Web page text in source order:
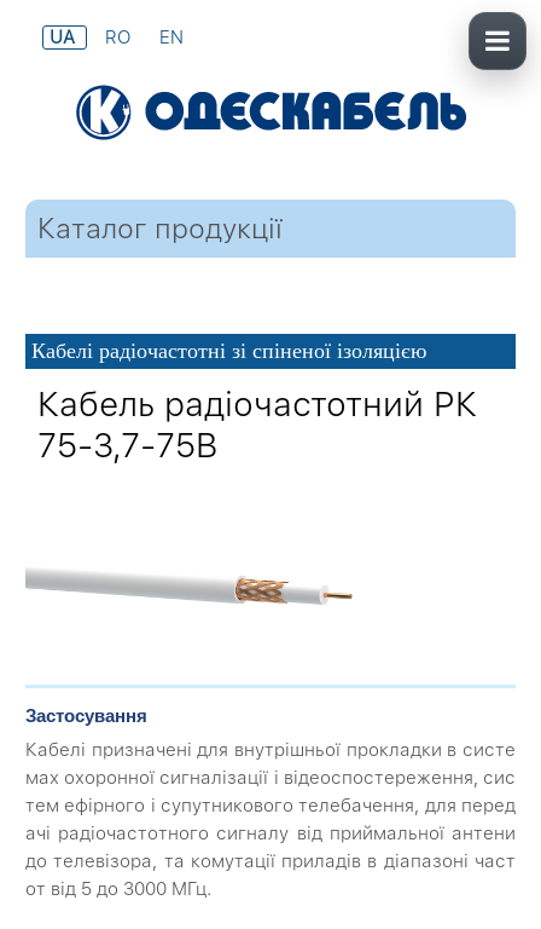
UA RO EN
Каталог продукції
Кабелі радіочастотні зі спіненої ізоляцією
Кабель радіочастотний РК
75-3,7-75В
Застосування
Кабелі призначені для внутрішньої прокладки в систе
мах охоронної сигналізації і відеоспостереження, сис
тем ефірного і супутникового телебачення, для перед
ачі радіочастотного сигналу від приймальної антени
до телевізора, та комутації приладів в діапазоні част
от від 5 до 3000 МГц.